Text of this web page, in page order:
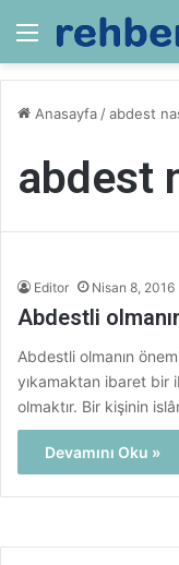
Menü
Anasayfa /abdest
abdest
Editor Nisan 8, 2016
Abdestli
Abdestli olmanın
yıkamaktan ibaret bir
olmaktır. Bir kişinin
Devamını Oku »